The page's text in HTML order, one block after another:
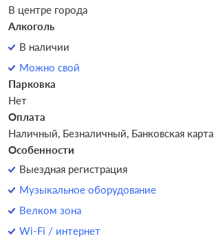
В центре города
Алкоголь
В наличии
Можно свой
Парковка
Нет
Оплата
Наличный, Безналичный, Банковская карта
Особенности
Выездная регистрация
Музыкальное оборудование
Велком зона
Wi-Fi / интернет